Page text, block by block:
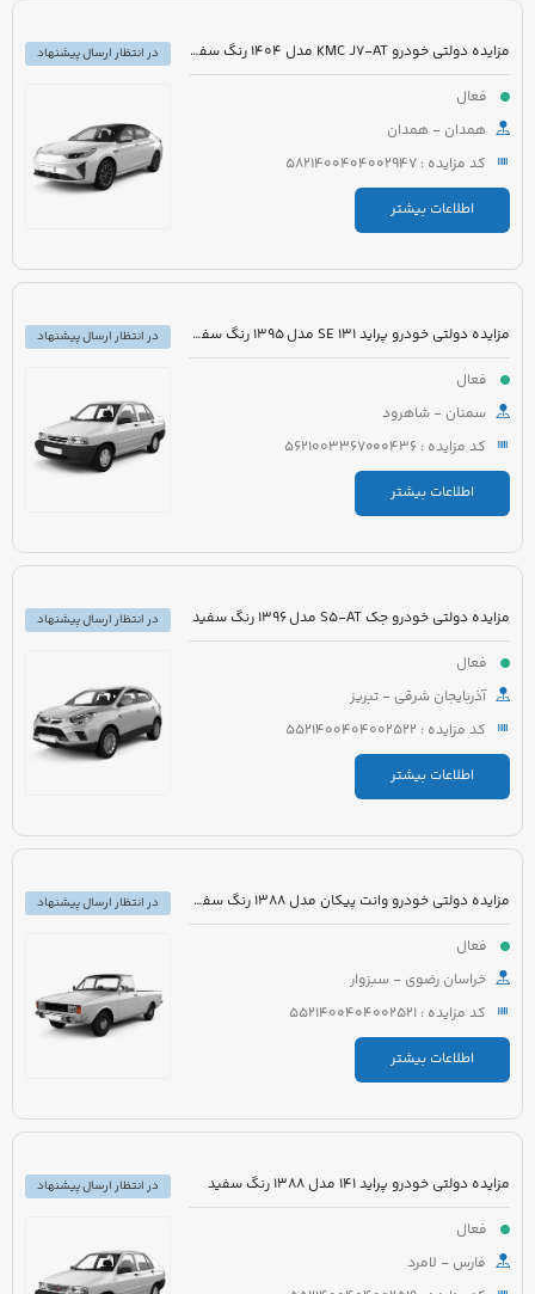
مزایده دولتی خودرو KMC J7-AT مدل 1404 رنگ سفید
فعال
همدان - همدان
کد مزایده : 5821400404002947
اطلاعات بیشتر
در انتظار ارسال پیشنهاد
مزایده دولتی خودرو پراید 131 SE مدل 1395 رنگ سفید روغنی
فعال
سمنان - شاهرود
کد مزایده : 5621003367000436
اطلاعات بیشتر
در انتظار ارسال پیشنهاد
مزایده دولتی خودرو جک S5-AT مدل 1396 رنگ سفید
فعال
آذربایجان شرقی - تبریز
کد مزایده : 5521400404002522
اطلاعات بیشتر
در انتظار ارسال پیشنهاد
مزایده دولتی خودرو وانت پیکان مدل 1388 رنگ سفید شیری
فعال
خراسان رضوی - سبزوار
کد مزایده : 5521400404002521
اطلاعات بیشتر
در انتظار ارسال پیشنهاد
مزایده دولتی خودرو پراید 141 مدل 1388 رنگ سفید
فعال
فارس - لامرد
در انتظار ارسال پیشنهاد